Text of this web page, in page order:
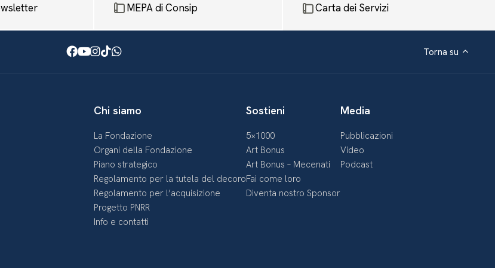
MEPA di Consip Carta dei Servizi
Facebook
Youtube
Instagram
TikTok
WhatsApp Torna su
Chi siamo
La Fondazione
Organi della Fondazione
Piano strategico
Regolamento per la tutela del decoro
Regolamento per l’acquisizione
Progetto PNRR
Info e contatti
Sostieni
5×1000
Art Bonus
Art Bonus – Mecenati
Fai come loro
Diventa nostro Sponsor
Media
Pubblicazioni
Video
Podcast